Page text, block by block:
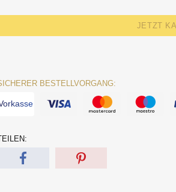
JETZT
BESTELLVORGANG: